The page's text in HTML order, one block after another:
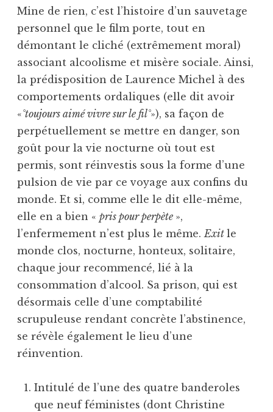
Mine de rien, c’est l’histoire d’un sauvetage
personnel que le film porte, tout en
démontant le cliché (extrêmement moral)
associant alcoolisme et misère sociale. Ainsi,
la prédisposition de Laurence Michel à des
comportements ordaliques (elle dit avoir
«°toujours aimé vivre sur le fil°»), sa façon de
perpétuellement se mettre en danger, son
goût pour la vie nocturne où tout est
permis, sont réinvestis sous la forme d’une
pulsion de vie par ce voyage aux confins du
monde. Et si, comme elle le dit elle-même,
elle en a bien « pris pour perpète »,
l’enfermement n’est plus le même.Exit le
monde clos, nocturne, honteux, solitaire,
chaque jour recommencé, lié à la
consommation d’alcool. Sa prison, qui est
désormais celle d’une comptabilité
scrupuleuse rendant concrète l’abstinence,
se révèle également le lieu d’une
réinvention.
Intitulé de l’une des quatre banderoles
que neuf féministes (dont Christine